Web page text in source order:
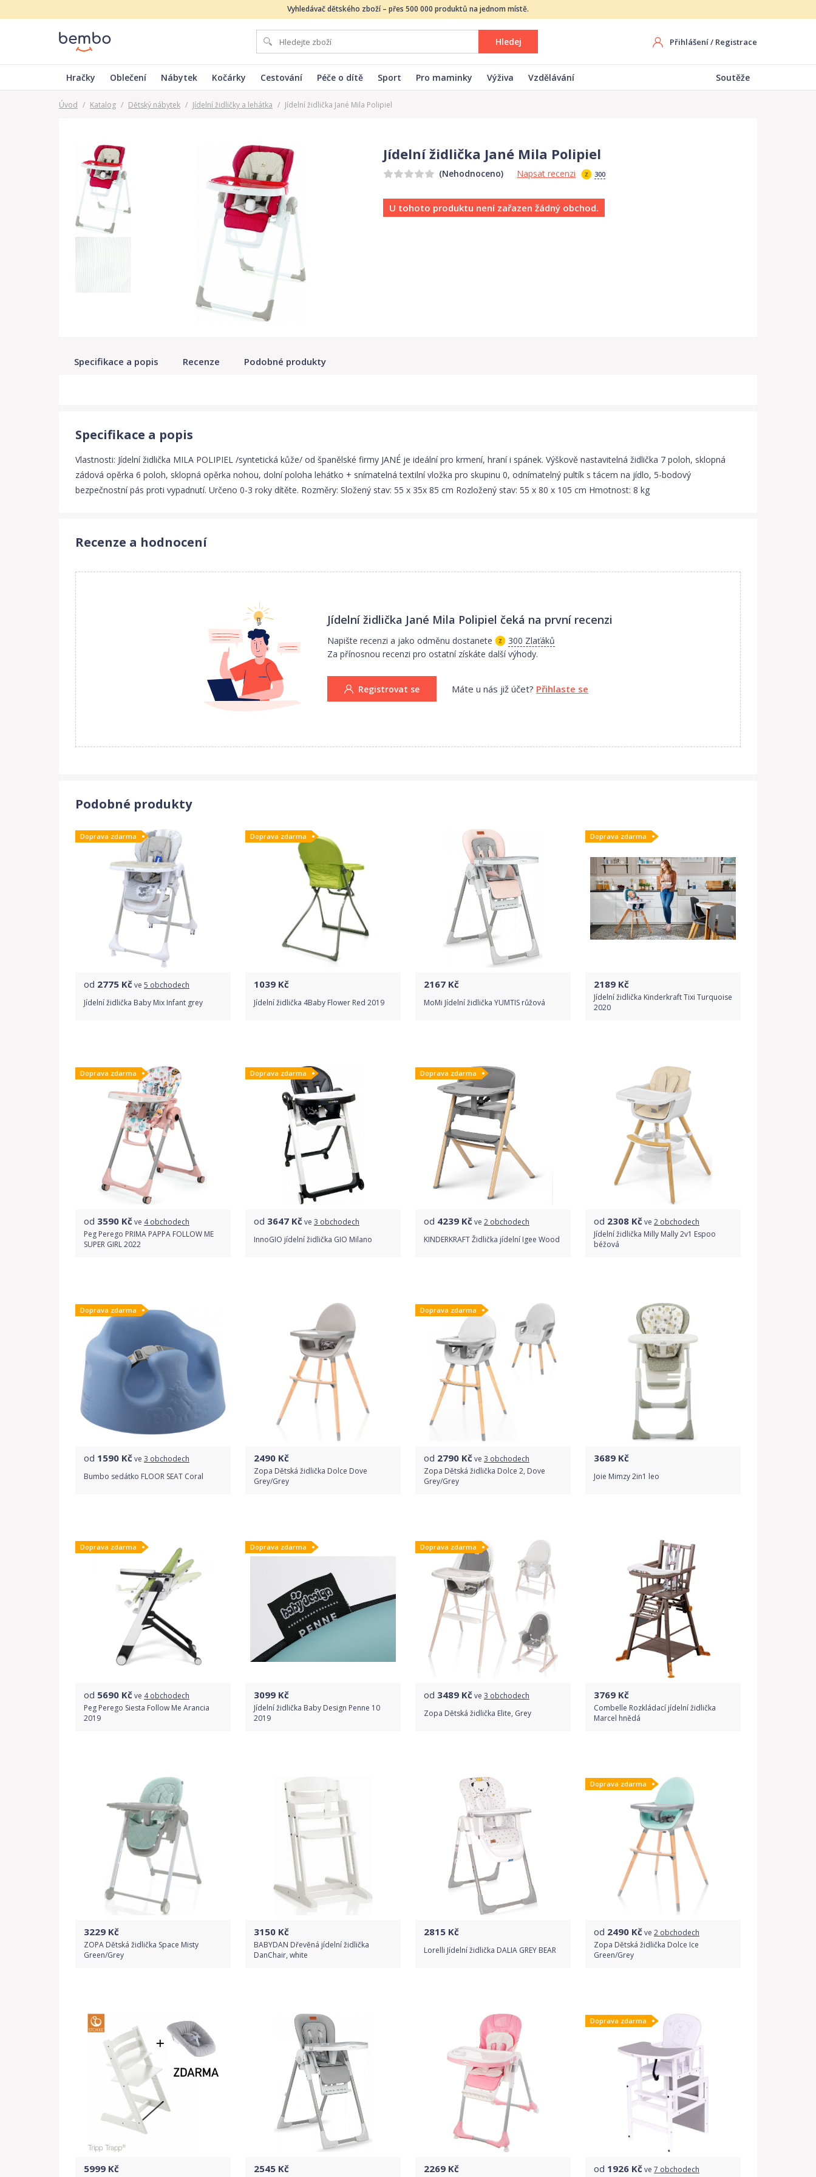
Vyhledávač dětského zboží – přes 500 000 produktů na jednom místě.
Hledej Přihlášení/ Registrace
Hračky Oblečení Nábytek Kočárky Cestování Péče o dítě Sport Pro maminky Výživa Vzdělávání Soutěže
Úvod / Katalog / Dětský nábytek / Jídelní židličky a lehátka / Jídelní židlička Jané Mila Polipiel
Jídelní židlička Jané Mila Polipiel
(Nehodnoceno) Napsat recenzi 300
U tohoto produktu není zařazen žádný obchod.
Specifikace a popis Recenze Podobné produkty
Specifikace a popis
Vlastnosti: Jídelní židlička MILA POLIPIEL /syntetická kůže/ od španělské firmy JANÉ je ideální pro krmení, hraní i spánek. Výškově nastavitelná židlička 7 poloh, sklopná
zádová opěrka 6 poloh, sklopná opěrka nohou, dolní poloha lehátko + snímatelná textilní vložka pro skupinu 0, odnímatelný pultík s tácem na jídlo, 5-bodový
bezpečnostní pás proti vypadnutí. Určeno 0-3 roky dítěte. Rozměry: Složený stav: 55 x 35x 85 cm Rozložený stav: 55 x 80 x 105 cm Hmotnost: 8 kg
Recenze a hodnocení
Jídelní židlička Jané Mila Polipiel čeká na první recenzi
Napište recenzi a jako odměnu dostanete
300 Zlaťáků
Za přínosnou recenzi pro ostatní získáte další výhody.
Registrovat se Máte u nás již účet? Přihlaste se
Podobné produkty
Doprava zdarma
od 2775 Kčve 5 obchodech
Jídelní židlička Baby Mix Infant grey
Doprava zdarma
1039 Kč
Jídelní židlička 4Baby Flower Red 2019
Detail produktu
2167 Kč
MoMi Jídelní židlička YUMTIS růžová
Detail produktu
Doprava zdarma
2189 Kč
Jídelní židlička Kinderkraft Tixi Turquoise
2020
Detail produktu
Doprava zdarma
od 3590 Kčve 4 obchodech
Peg Perego PRIMA PAPPA FOLLOW ME
SUPER GIRL 2022
Doprava zdarma
od 3647 Kčve 3 obchodech
InnoGIO jídelní židlička GIO Milano
Doprava zdarma
od 4239 Kčve 2 obchodech
KINDERKRAFT Židlička jídelní Igee Wood
od 2308 Kčve 2 obchodech
Jídelní židlička Milly Mally 2v1 Espoo
béžová
Doprava zdarma
od 1590 Kčve 3 obchodech
Bumbo sedátko FLOOR SEAT Coral
2490 Kč
Zopa Dětská židlička Dolce Dove
Grey/Grey
Detail produktu
Doprava zdarma
od 2790 Kčve 3 obchodech
Zopa Dětská židlička Dolce 2, Dove
Grey/Grey
3689 Kč
Joie Mimzy 2in1 leo
Detail produktu
Doprava zdarma
od 5690 Kčve 4 obchodech
Peg Perego Siesta Follow Me Arancia
2019
Doprava zdarma
3099 Kč
Jídelní židlička Baby Design Penne 10
2019
Doprava zdarma
od 3489 Kčve 3 obchodech
Zopa Dětská židlička Elite, Grey
3769 Kč
Combelle Rozkládací jídelní židlička
Marcel hnědá
Detail produktu
3229 Kč
ZOPA Dětská židlička Space Misty
Green/Grey
Detail produktu
3150 Kč
BABYDAN Dřevěná jídelní židlička
DanChair, white
Detail produktu
2815 Kč
Lorelli Jídelní židlička DALIA GREY BEAR
Detail produktu
Doprava zdarma
od 2490 Kčve 2 obchodech
Zopa Dětská židlička Dolce Ice
Green/Grey
5999 Kč 2545 Kč 2269 Kč
Doprava zdarma
od 1926 Kčve 7 obchodech